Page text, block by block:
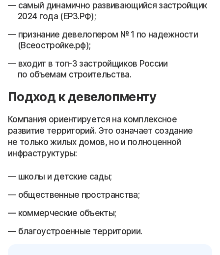
самый динамично развивающийся застройщик
2024 года (ЕРЗ.РФ);
признание девелопером № 1 по надежности
(Всеостройке.рф);
входит в топ-3 застройщиков России
по объемам строительства.
Подход к девелопменту
Компания ориентируется на комплексное
развитие территорий. Это означает создание
не только жилых домов, но и полноценной
инфраструктуры:
школы и детские сады;
общественные пространства;
коммерческие объекты;
благоустроенные территории.